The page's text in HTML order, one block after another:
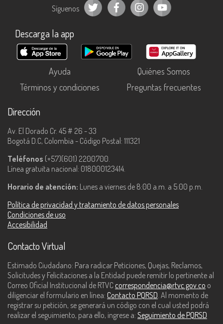
Síguenos
Descarga la app
Ayuda
Quiénes Somos
Términos y condiciones
Preguntas frecuentes
Dirección
Av. El Dorado Cr. 45 # 26 - 33
Bogotá D.C, Colombia - Código Postal: 111321
Teléfonos (+57)(601) 2200700.
Línea gratuita nacional: 018000123414.
Horario de atención: Lunes a viernes de 8:00 a.m. a 5:00 p.m.
Política de privacidad y tratamiento de datos personales
Condiciones de uso
Accesibilidad
Contacto Virtual
Estimado Ciudadano: Para radicar Peticiones, Quejas, Reclamos,
Solicitudes y Felicitaciones a la Entidad puede remitir lo pertinente al
Correo Oficial Institucional de RTVC correspondencia@rtvc.gov.co o
diligenciar el formulario en línea: Contacto PQRSD. Al momento de
registrar su petición, se generará un código con el cual usted podrá
realizar el seguimiento, para ello, ingrese a: Seguimiento de PQRSD